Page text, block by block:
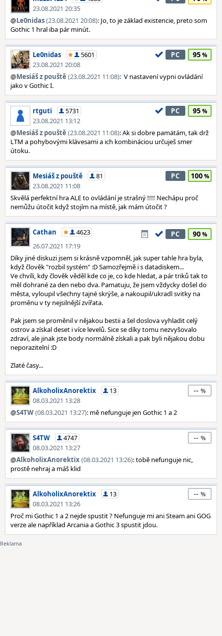
23.08.2021 20:35
@Le0nidas(23.08.2021 20:08): Jo, to je základ existencie, preto som
Gothic 1 hral iba pár minút.
Le0nidas
5601
23.08.2021 20:08
PC 95
@Mesiáš z pouště (23.08.2021 11:08): V nastavení vypni ovládání
jako v Gothic I.
rtguti
5731
23.08.2021 13:12
PC 95
@Mesiáš z pouště (23.08.2021 11:08): Ak si dobre pamätám, tak drž
LTM a pohybovými klávesami a ich kombináciou určuješ smer
útoku.
Mesiáš z pouště
81
23.08.2021 11:08
PC 100
Skvělá perfektní hra ALE to ovládání je strašný !!!! Nechápu proč
nemůžu útočit když stojím na místě, jak mám útočit ?
Cathan
4623
26.07.2021 17:19
PC 90
Díky jiné diskuzi jsem si krásně vzpomněl, jak super tahle hra byla,
když člověk "rozbil systém" :D Samozřejmě i s datadiskem...
Ve chvíli, kdy člověk věděl kde co je, co kde hledat, a pár triků tak to
měl dohrané za den nebo dva. Pamatuju, že jsem vždycky došel do
města, vyloupil všechny tajné skrýše, a nakoupil/ukradl svitky na
proměnu v ty nejsilnější zvířata.
Pak jsem se proměnil v nějakou bestii a šel doslova vyhladit celý
ostrov a získal deset i více levelů. Sice se díky tomu nezvyšovalo
zdraví, ale jinak jste body normálně získali a pak byli nějakou dobu
neporazitelní :D
Zlaté časy...
AlkoholixAnorektix
13
08.03.2021 13:28
--
@S4TW(08.03.2021 13:27): mě nefunguje jen Gothic 1 a 2
S4TW
4747
08.03.2021 13:27
--
@AlkoholixAnorektix(08.03.2021 13:26): tobě nefunguje nic,
prostě nehraj a máš klid
AlkoholixAnorektix
13
08.03.2021 13:26
--
Proč mi Gothic 1 a 2 nejde spustit ? Nefunguje mi ani Steam ani GOG
verze ale například Arcania a Gothic 3 spustit jdou.